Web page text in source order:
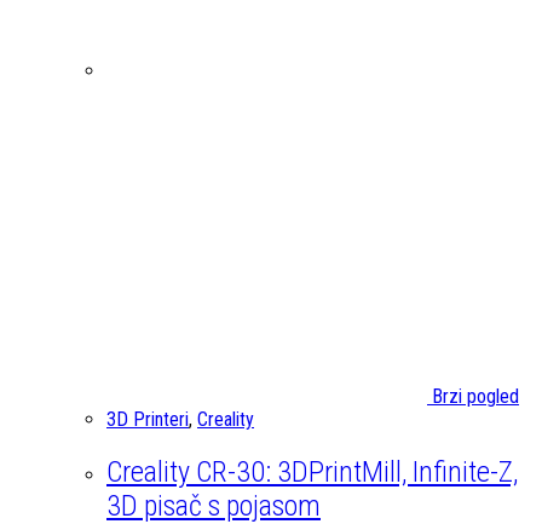
Brzi pogled
3D Printeri, Creality
Creality CR-30: 3DPrintMill, Infinite-Z,
3D pisač s pojasom